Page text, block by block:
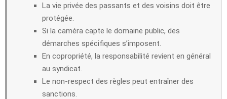
La vie privée des passants et des voisins doit être
protégée.
Si la caméra capte le domaine public, des
démarches spécifiques s’imposent.
En copropriété, la responsabilité revient en général
au syndicat.
Le non-respect des règles peut entraîner des
sanctions.